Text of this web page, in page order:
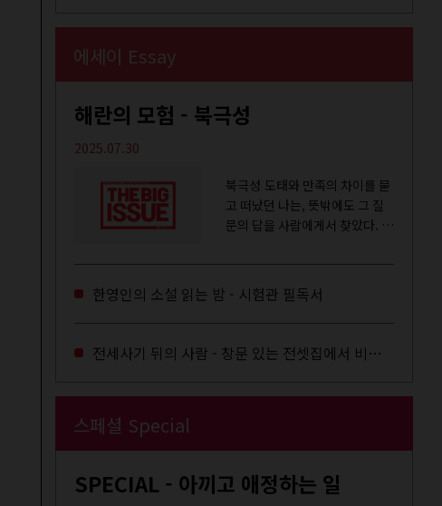
에세이 Essay
해란의 모험 - 북극성
2025.07.30
북극성 도태와 만족의 차이를 묻
고 떠났던 나는, 뜻밖에도 그 질
문의 답을 사람에게서 찾았다. 내
한영인의 소설 읽는 밤 - 시험관 필독서
전세사기 뒤의 사람 - 창문 있는 전셋집에서 비로소 겨울 이불을 샀다
스페셜 Special
SPECIAL - 아끼고 애정하는 일